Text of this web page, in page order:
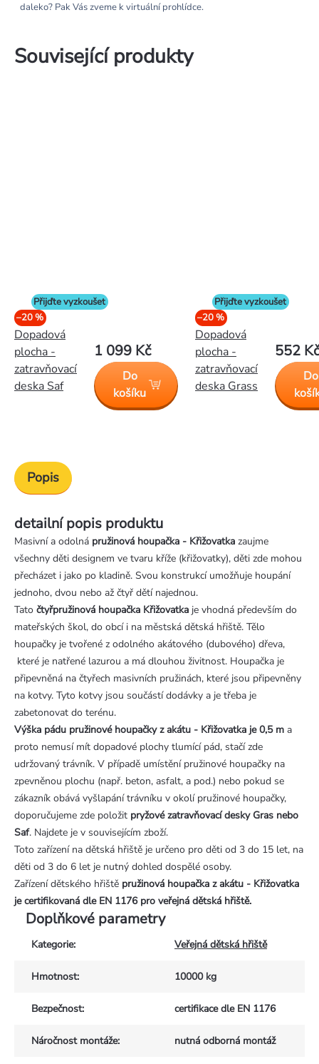
daleko? Pak Vás zveme k virtuální prohlídce.
Související produkty
Přijďte vyzkoušet
–20 %
Dopadová
plocha -
zatravňovací
deska Saf
1 099 Kč
Do
košíku
Přijďte vyzkoušet
–20 %
Dopadová
plocha -
zatravňovací
deska Grass
552 Kč
Do
Popis
detailní popis produktu
Masivní a odolná pružinová houpačka - Křižovatka zaujme
všechny děti designem ve tvaru kříže (křižovatky), děti zde mohou
přecházet i jako po kladině. Svou konstrukcí umožňuje houpání
jednoho, dvou nebo až čtyř dětí najednou.
Tato čtyřpružinová houpačka Křižovatka je vhodná především do
mateřských škol, do obcí i na městská dětská hřiště. Tělo
houpačky je tvořené z odolného akátového (dubového) dřeva,
které je natřené lazurou a má dlouhou živitnost. Houpačka je
připevněná na čtyřech masivních pružinách, které jsou připevněny
na kotvy. Tyto kotvy jsou součástí dodávky a je třeba je
zabetonovat do terénu.
Výška pádu pružinové houpačky z akátu - Křižovatka je 0,5 m a
proto nemusí mít dopadové plochy tlumící pád, stačí zde
udržovaný trávník. V případě umístění pružinové houpačky na
zpevněnou plochu (např. beton, asfalt, a pod.) nebo pokud se
zákazník obává vyšlapání trávníku v okolí pružinové houpačky,
doporučujeme zde položit pryžové zatravňovací desky Gras nebo
Saf. Najdete je v souvisejícím zboží.
Toto zařízení na dětská hřiště je určeno pro děti od 3 do 15 let, na
děti od 3 do 6 let je nutný dohled dospělé osoby.
Zařízení dětského hřiště pružinová houpačka z akátu - Křižovatka
je certifikovaná dle EN 1176 pro veřejná dětská hřiště.
Doplňkové parametry
Kategorie: Veřejná dětská hřiště
Hmotnost: 10000 kg
Bezpečnost: certifikace dle EN 1176
Náročnost montáže: nutná odborná montáž